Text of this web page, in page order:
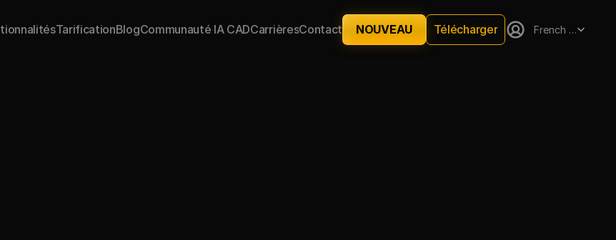
TarificationBlogCommunauté IA CADCarrièresContact NOUVEAU Télécharger French (France)